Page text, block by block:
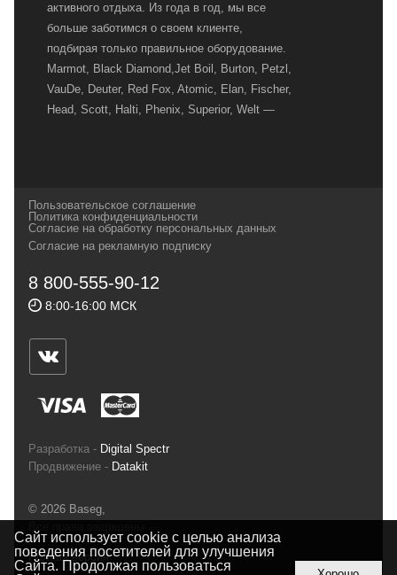
активного отдыха. Из года в год, мы все
больше заботимся о своем клиенте,
подбирая только правильное оборудование.
Marmot, Black Diamond,Jet Boil, Burton, Petzl,
VauDe, Deuter, Red Fox, Atomic, Elan, Fischer,
Head, Scott, Halti, Phenix, Superior, Welt —
и взыскательных путешественников,
спортсменов и отдыхающих.
Геннадьевич
ИНН 590300057023 ОГРН 304590319000121
ул.Советская, 25, магазин Басег.
Тел./факс (342) 2101242
Пользовательское соглашение
Политика конфиденциальности
Согласие на обработку персональных данных
Согласие на рекламную подписку
8 800-555-90-12
8:00-16:00 МСК
Разработка - Digital Spectr
Продвижение - Datakit
© 2026 Baseg,
Полная версия
Сайт использует cookie с целью анализа
поведения посетителей для улучшения
Сайта. Продолжая пользоваться